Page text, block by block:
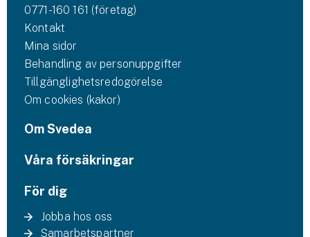
0771-160 161 (företag)
Kontakt
Mina sidor
Behandling av personuppgifter
Tillgänglighetsredogörelse
Om cookies (kakor)
Om Svedea
Våra försäkringar
För dig
Jobba hos oss
Samarbetspartner